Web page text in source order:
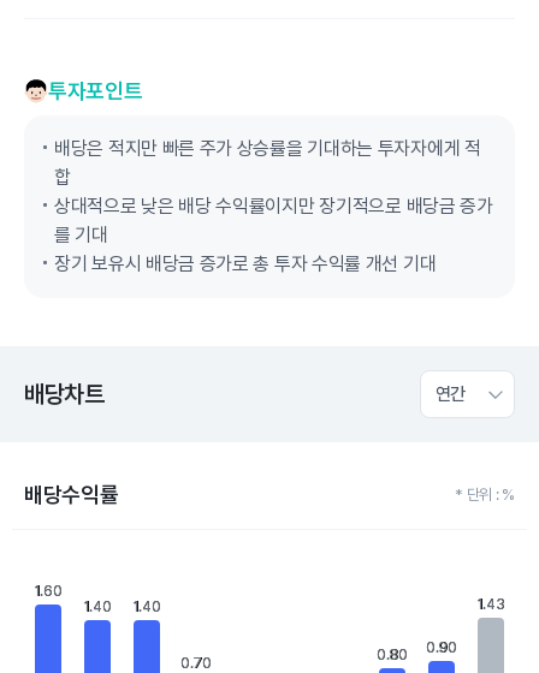
투자포인트
배당은 적지만 빠른 주가 상승률을 기대하는 투자자에게 적
합
상대적으로 낮은 배당 수익률이지만 장기적으로 배당금 증가
를 기대
장기 보유시 배당금 증가로 총 투자 수익률 개선 기대
배당차트 연간
배당수익률 * 단위 : %
View as data table, Chart
The chart has 1 X axis displaying categories.
The chart has 1 Y axis displaying values. Data ranges from 0 to
1.60
1.60
1.40
1.40 1.40
1.40
0.70
0.70 0.80
0.80 0.90
0.90
1.43
1.43